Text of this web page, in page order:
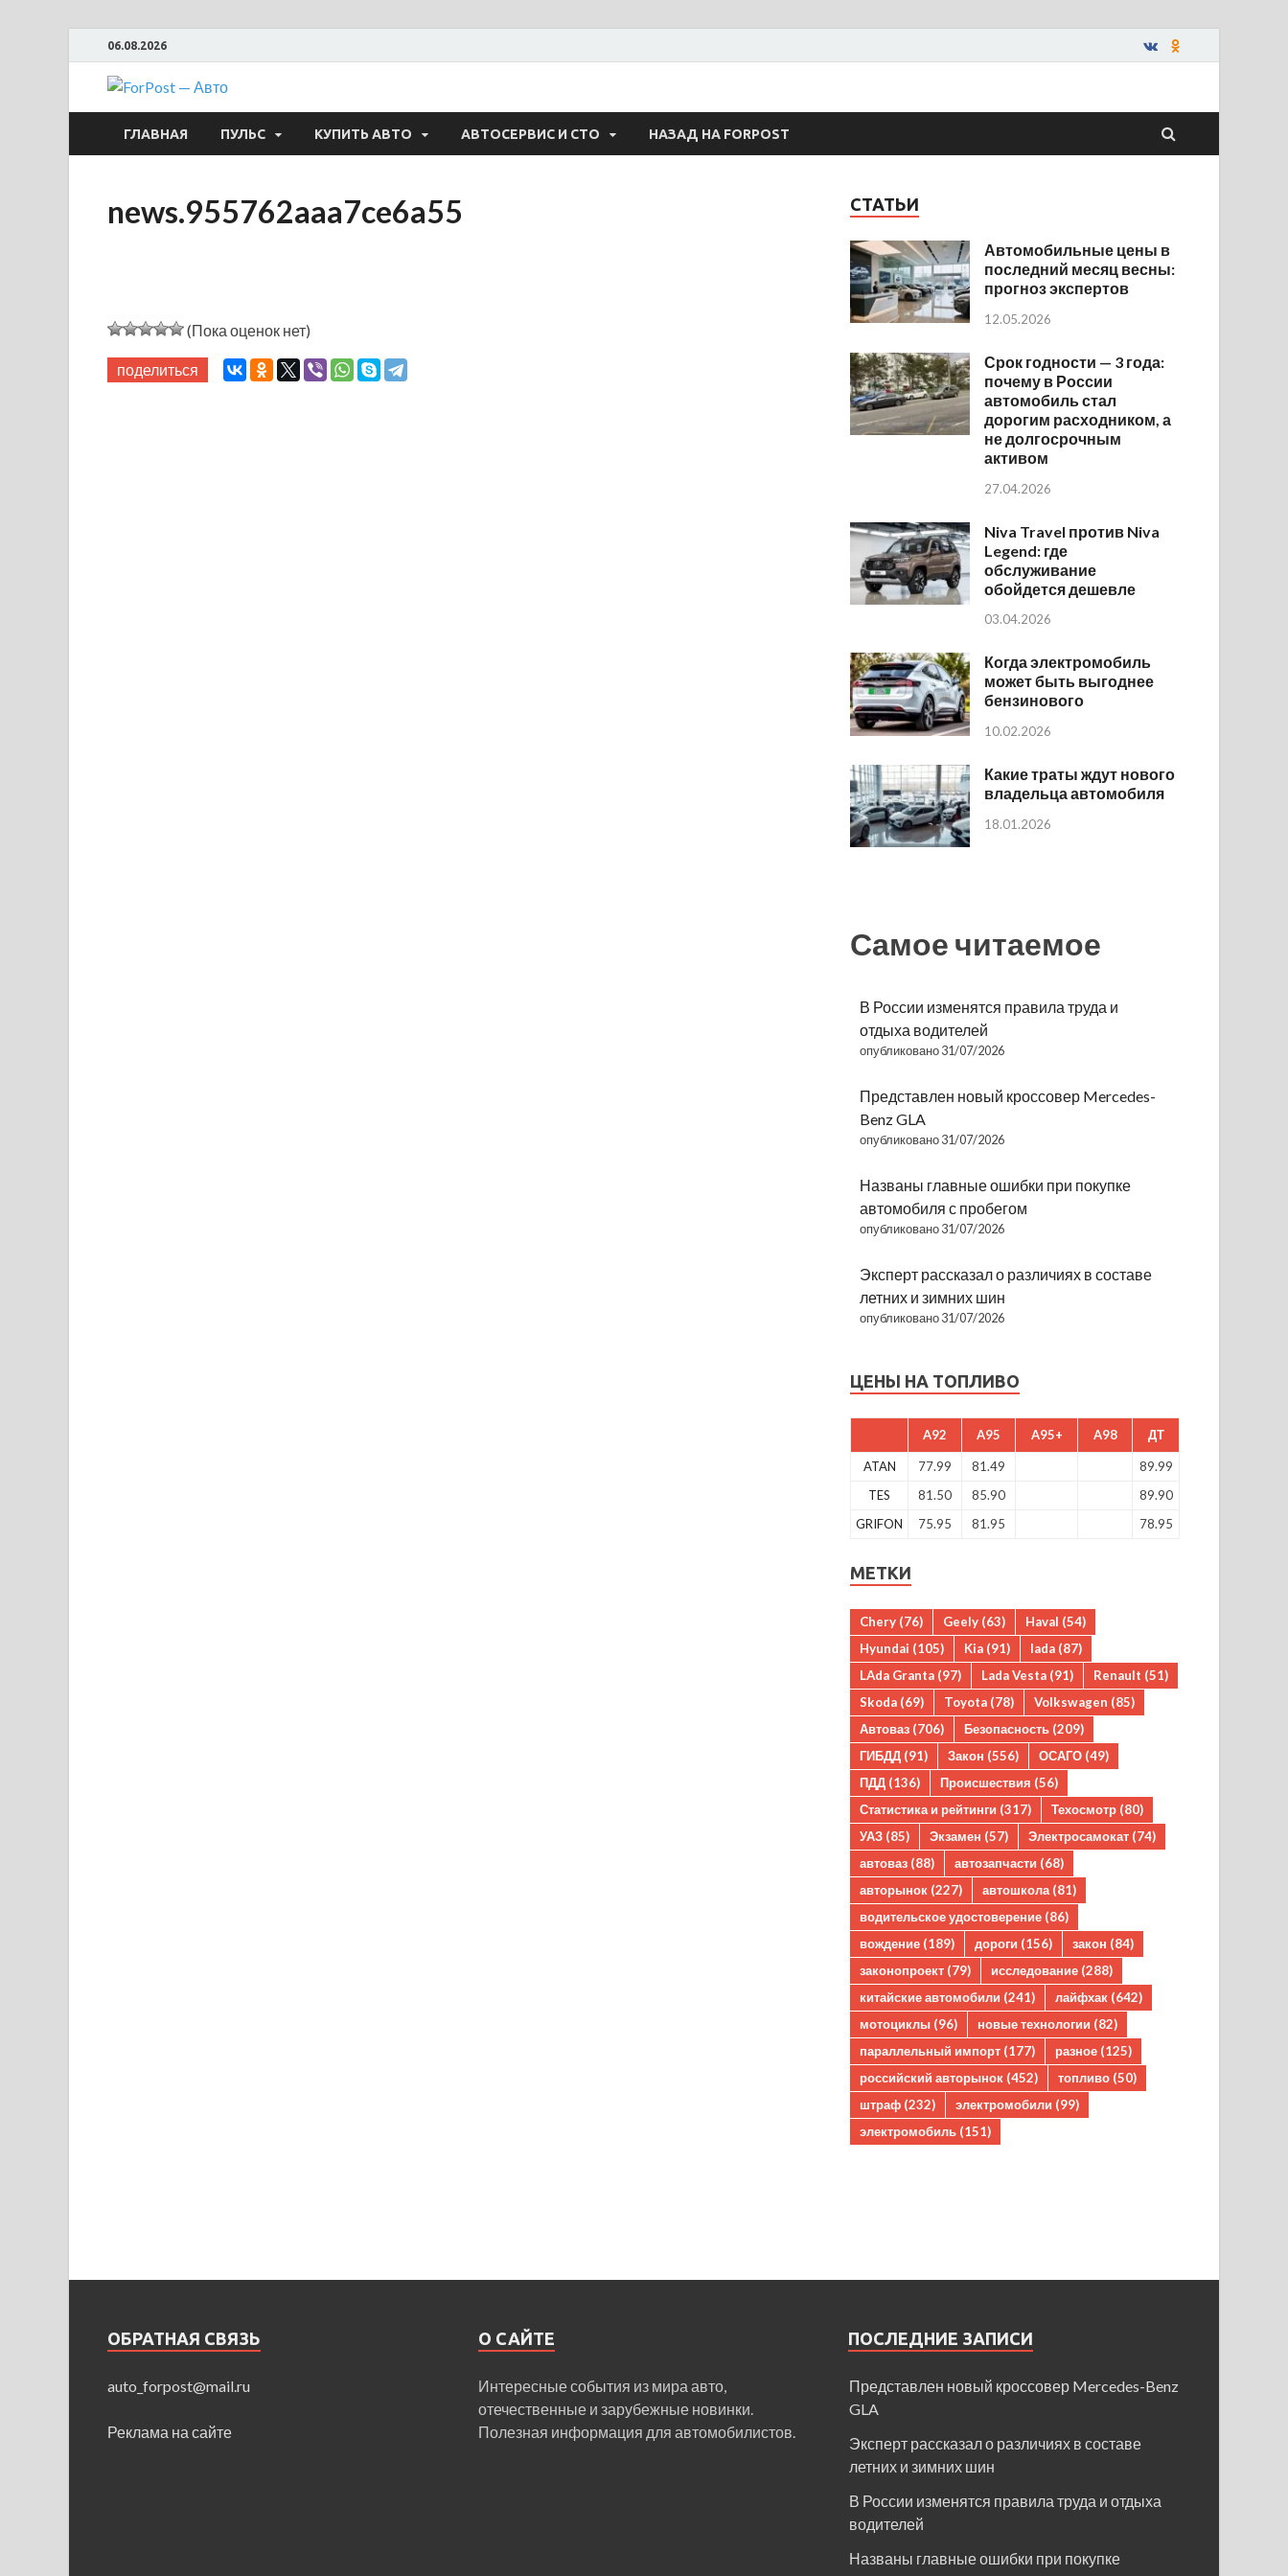
06.08.2026
ForPost — Авто
ГЛАВНАЯ ПУЛЬС КУПИТЬ АВТО АВТОСЕРВИС И СТО НАЗАД НА FORPOST
news.955762aaa7ce6a55
(Пока оценок нет)
поделиться
СТАТЬИ
Автомобильные цены в
последний месяц весны:
прогноз экспертов
12.05.2026
Срок годности — 3 года:
почему в России
автомобиль стал
дорогим расходником, а
не долгосрочным
активом
27.04.2026
Niva Travel против Niva
Legend: где
обслуживание
обойдется дешевле
03.04.2026
Когда электромобиль
может быть выгоднее
бензинового
10.02.2026
Какие траты ждут нового
владельца автомобиля
18.01.2026
Самое читаемое
В России изменятся правила труда и
отдыха водителей
опубликовано 31/07/2026
Представлен новый кроссовер Mercedes-
Benz GLA
опубликовано 31/07/2026
Названы главные ошибки при покупке
автомобиля с пробегом
опубликовано 31/07/2026
Эксперт рассказал о различиях в составе
летних и зимних шин
опубликовано 31/07/2026
ЦЕНЫ НА ТОПЛИВО
A92 A95 A95+ A98 ДТ
ATAN 77.99 81.49
89.99
TES
81.50 85.90
89.90
GRIFON
75.95 81.95 78.95
МЕТКИ
Chery (76) Geely (63) Haval (54)
Hyundai (105) Kia (91) lada (87)
LAda Granta (97) Lada Vesta (91) Renault (51)
Skoda (69) Toyota (78) Volkswagen (85)
Автоваз (706) Безопасность (209)
ГИБДД (91) Закон (556) ОСАГО (49)
ПДД (136) Происшествия (56)
Статистика и рейтинги (317) Техосмотр (80)
УАЗ (85) Экзамен (57) Электросамокат (74)
автоваз (88) автозапчасти (68)
авторынок (227) автошкола (81)
водительское удостоверение (86)
вождение (189) дороги (156) закон (84)
законопроект (79) исследование (288)
китайские автомобили (241) лайфхак (642)
мотоциклы (96) новые технологии (82)
параллельный импорт (177) разное (125)
российский авторынок (452) топливо (50)
штраф (232) электромобили (99)
электромобиль (151)
ОБРАТНАЯ СВЯЗЬ
auto_forpost@mail.ru
Реклама на сайте
О САЙТЕ
Интересные события из мира авто,
отечественные и зарубежные новинки.
Полезная информация для автомобилистов.
ПОСЛЕДНИЕ ЗАПИСИ
Представлен новый кроссовер Mercedes-Benz
GLA
Эксперт рассказал о различиях в составе
летних и зимних шин
В России изменятся правила труда и отдыха
водителей
Названы главные ошибки при покупке